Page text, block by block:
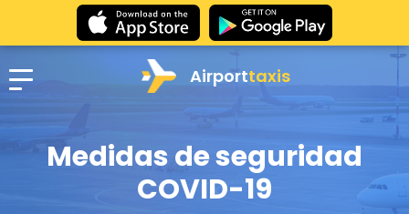
Airporttaxis
Medidas de seguridad
COVID-19